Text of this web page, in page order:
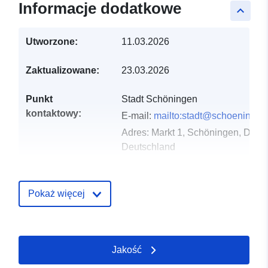
keyboard_arrow_up
Informacje dodatkowe
Utworzone: 11.03.2026
Zaktualizowane: 23.03.2026
Punkt
kontaktowy:
Stadt Schöningen
E-mail:
Adres: Markt 1, Schöningen, D-
Deutschland
March 2026
Zaktualizowano dane.europa.eu:
Pokaż więcej
Jakość